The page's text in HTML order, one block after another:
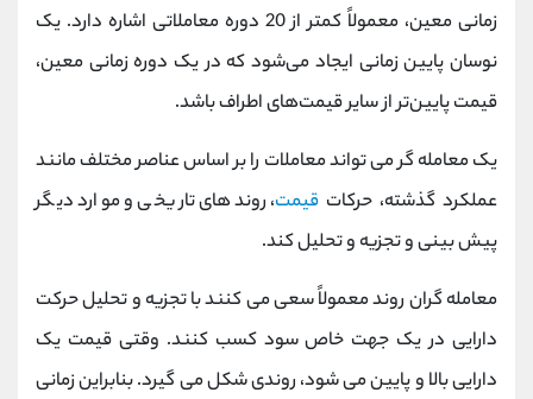
زمانی معین، معمولاً کمتر از 20 دوره معاملاتی اشاره دارد. یک
نوسان پایین زمانی ایجاد می‌شود که در یک دوره زمانی معین،
قیمت پایین‌تر از سایر قیمت‌های اطراف باشد.
یک معامله گر می تواند معاملات را بر اساس عناصر مختلف مانند
عملکرد گذشته، حرکاتقیمت، روندهای تاریخی و موارد دیگر
پیش بینی و تجزیه و تحلیل کند.
معامله گران روند معمولاً سعی می کنند با تجزیه و تحلیل حرکت
دارایی در یک جهت خاص سود کسب کنند. وقتی قیمت یک
دارایی بالا و پایین می شود، روندی شکل می گیرد. بنابراین زمانی